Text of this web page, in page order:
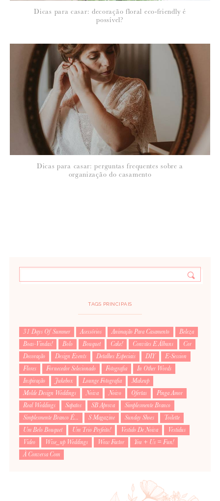
Dicas para casar: decoração floral eco-friendly é
possível?
Dicas para casar: perguntas frequentes sobre a
organização do casamento
TAGS PRINCIPAIS
31 Days Of Summer Acessórios Animação Para Casamento
Beleza
Boas-Vindas!
Bolo Bouquet Cake! Convites E Álbuns
Cor
Decoração
Design Events Detalhes Especiais DIY
E-Session
Flores
Fornecedor Selecionado Fotografia
In Other Words
Inspiração
Jukebox Lounge Fotografia
Makeup
Molde Design Weddings
Noiva Noivo Ofertas
Pinga Amor
Real Weddings
Sapatos SB Aprova
Simplesmente Branco
Simplesmente Branco É...
S Magazine Sunday Shoes
Toilette
Um Belo Bouquet
Um Trio Perfeito! Vestido De Noiva
Vestidus
Video
Wise_up Weddings Wow Factor
You + Us = Fun!
À Conversa Com